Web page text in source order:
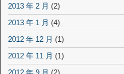
2013 年 2 月 (2)
2013 年 1 月 (4)
2012 年 12 月 (1)
2012 年 11 月 (1)
2012 年 9 月 (2)